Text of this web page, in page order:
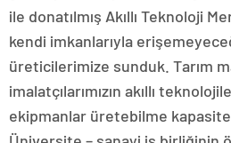
ile donatılmış Akıllı Teknoloji
kendi imkanlarıyla
üreticilerimize sunduk. Tarım
imalatçılarımızın akıllı
ekipmanlar üretebilme